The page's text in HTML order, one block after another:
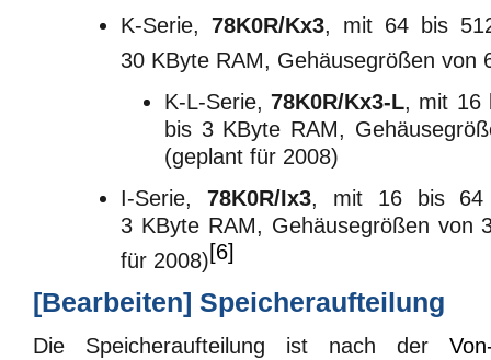
K-Serie, 78K0R/Kx3, mit 64 bis
30 KByte RAM, Gehäusegrößen von
K-L-Serie,78K0R/Kx3-L, mit 16
bis 3 KByte RAM,
(geplant für 2008)
I-Serie, 78K0R/Ix3, mit 16 bis 64
3 KByte RAM, Gehäusegrößen von
für 2008)[6]
[Bearbeiten] Speicheraufteilung
Die Speicheraufteilung ist nach der